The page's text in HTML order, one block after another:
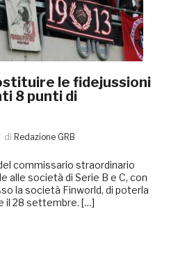
le fidejussioni
8 punti di
di Redazione GRB
commissario straordinario
alle società di Serie B e C, con
la società Finworld, di poterla
il 28 settembre. […]